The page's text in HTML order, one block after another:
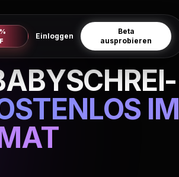
Einloggen
Beta
ausprobieren
IM